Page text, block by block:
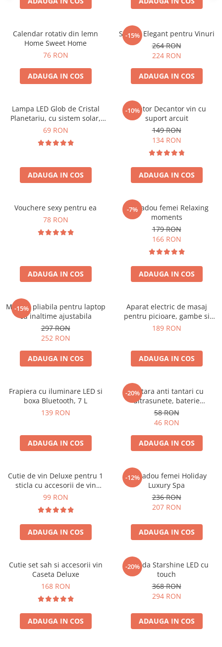
Calendar rotativ din lemn
Home Sweet Home
76 RON
ADAUGA IN COS
-15%
Suport Elegant pentru Vinuri
264 RON
224 RON
ADAUGA IN COS
Lampa LED Glob de Cristal
Planetariu, cu sistem solar,
cadou captivant
69 RON
ADAUGA IN COS
-10%
Aerator Decantor vin cu
suport arcuit
149 RON
134 RON
ADAUGA IN COS
Vouchere sexy pentru ea
78 RON
ADAUGA IN COS
-7%
Set cadou femei Relaxing
moments
179 RON
166 RON
ADAUGA IN COS
-15%
Masuta pliabila pentru laptop
cu inaltime ajustabila
297 RON
252 RON
ADAUGA IN COS
Aparat electric de masaj
pentru picioare, gambe si
brate
189 RON
ADAUGA IN COS
Frapiera cu iluminare LED si
boxa Bluetooth, 7 L
139 RON
ADAUGA IN COS
-20%
Bratara anti tantari cu
ultrasunete, baterie
reincarcabila 90mAh
58 RON
46 RON
ADAUGA IN COS
Cutie de vin Deluxe pentru 1
sticla cu accesorii de vin
incluse piele ecologica de
99 RON
ADAUGA IN COS
-12%
Set cadou femei Holiday
Luxury Spa
236 RON
207 RON
ADAUGA IN COS
Cutie set sah si accesorii vin
Caseta Deluxe
168 RON
ADAUGA IN COS
-20%
Oglinda Starshine LED cu
touch
368 RON
294 RON
ADAUGA IN COS